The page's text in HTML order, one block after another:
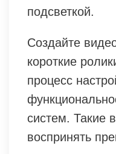
подсветкой.
Создайте
короткие
процесс
систем. Такие
воспринять